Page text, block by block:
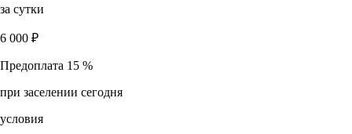
за сутки
6 000 ₽
Предоплата 15 %
при заселении сегодня
условия